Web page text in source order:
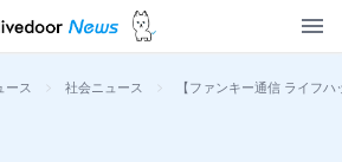
ース > 社会ニュース > 【ファンキー通信 ライフ